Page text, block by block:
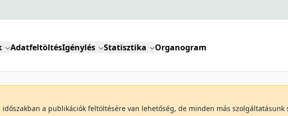
AdatfeltöltésIgénylés Statisztika Organogram
időszakban a publikációk feltöltésére van lehetőség, de minden más szolgáltatásunk